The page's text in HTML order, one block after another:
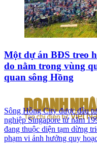
Một dự án BĐS treo
do nằm trong vùng
quan sông Hồng
Sông Hồng City được đầu
nghiệp Singapore từ năm
đang thuộc diện tạm dừng
phạm vi ảnh hưởng quy